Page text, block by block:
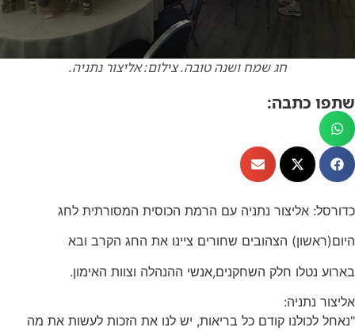
חג שמח ושנה טובה. צילום: אליצור נתניה.
שתפו כתבה:
כדורסל: אליצור נתניה עם הרמת הכוסית המסורתית לחג
היום(ראשון) הצהובים שחורים ציינו את החג הקרב ובא
בארוע נטלו חלק השחקנים,אנשי ההנהלה וצוות האימון.
אליצור נתניה:
"נאחל לכולנו קודם כל בריאות, יש לנו את הזכות לעשות את מה